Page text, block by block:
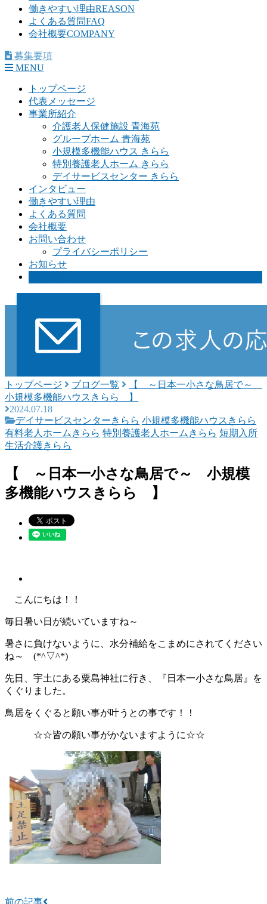
働きやすい理由REASON
よくある質問FAQ
会社概要COMPANY
募集要項
MENU
トップページ
代表メッセージ
事業所紹介
介護老人保健施設 青海苑
グループホーム 青海苑
小規模多機能ハウス きらら
特別養護老人ホーム きらら
デイサービスセンター きらら
インタビュー
働きやすい理由
よくある質問
会社概要
お問い合わせ
プライバシーポリシー
お知らせ
トップページ ブログ一覧
【 ～日本一小さな鳥居で～
小規模多機能ハウスきらら 】
2024.07.18
デイサービスセンターきらら 小規模多機能ハウスきらら
有料老人ホームきらら 特別養護老人ホームきらら 短期入所
生活介護きらら
【 ～日本一小さな鳥居で～ 小規模
多機能ハウスきらら 】
こんにちは！！
毎日暑い日が続いていますね～
暑さに負けないように、水分補給をこまめにされてください
ね～ (*^▽^*)
先日、宇土にある粟島神社に行き、『日本一小さな鳥居』を
くぐりました。
鳥居をくぐると願い事が叶うとの事です！！
☆☆皆の願い事がかないますように☆☆
前の記事